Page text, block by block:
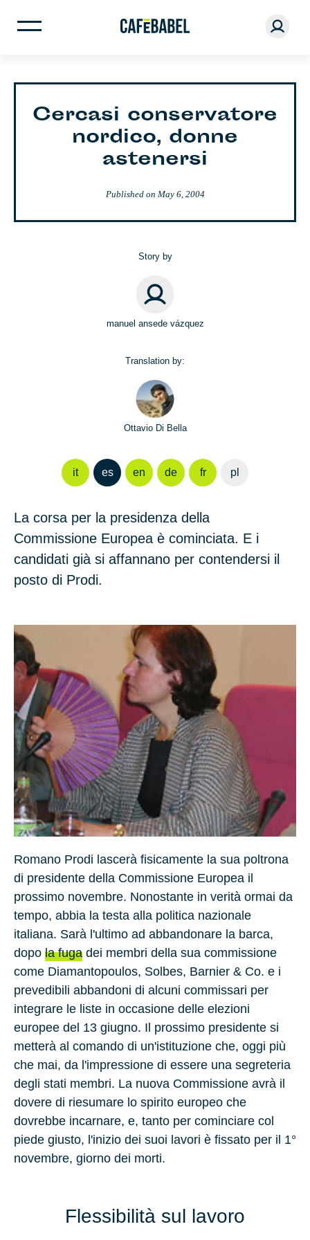
Cercasi conservatore
nordico, donne
astenersi
Published on May 6, 2004
Story by
manuel ansede vázquez
Translation by:
Ottavio Di Bella
it es en de fr pl
La corsa per la presidenza della
Commissione Europea è cominciata. E i
candidati già si affannano per contendersi il
posto di Prodi.
Romano Prodi lascerà fisicamente la sua poltrona
di presidente della Commissione Europea il
prossimo novembre. Nonostante in verità ormai da
tempo, abbia la testa alla politica nazionale
italiana. Sarà l'ultimo ad abbandonare la barca,
dopo la fuga dei membri della sua commissione
come Diamantopoulos, Solbes, Barnier & Co. e i
prevedibili abbandoni di alcuni commissari per
integrare le liste in occasione delle elezioni
europee del 13 giugno. Il prossimo presidente si
metterà al comando di un'istituzione che, oggi più
che mai, da l'impressione di essere una segreteria
degli stati membri. La nuova Commissione avrà il
dovere di riesumare lo spirito europeo che
dovrebbe incarnare, e, tanto per cominciare col
piede giusto, l'inizio dei suoi lavori è fissato per il 1°
novembre, giorno dei morti.
Flessibilità sul lavoro